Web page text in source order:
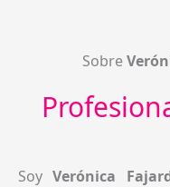
Sobre
Soy Verónica